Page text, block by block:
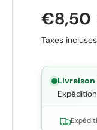
Prix
€8,50
Taxes incluses